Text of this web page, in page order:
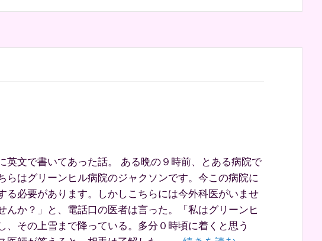
英文で書いてあった話。 ある晩の９時前、とある病院で
らはグリーンヒル病院のジャクソンです。今この病院に
る必要があります。しかしこちらには今外科医がいませ
んか？」と、電話口の医者は言った。「私はグリーンヒ
、その上雪まで降っている。多分０時頃に着くと思う